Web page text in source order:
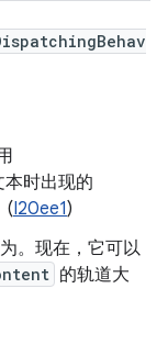
时出现的
(I20ee1)
。现在，它可以
的轨道大